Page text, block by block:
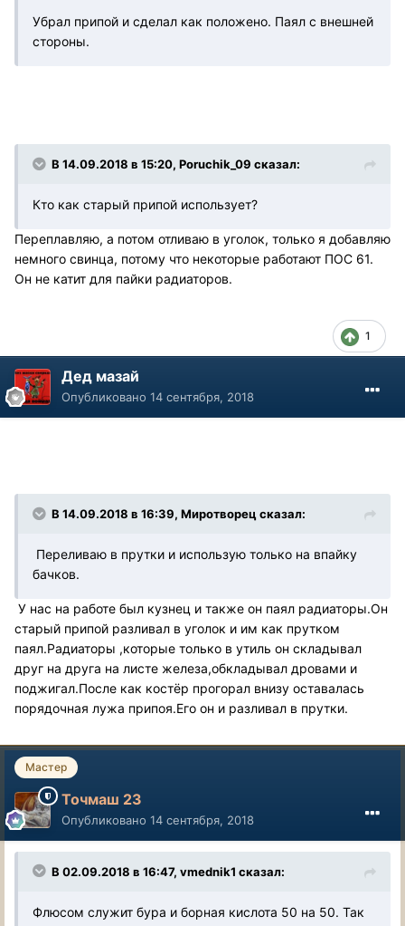
Убрал припой и сделал как положено. Паял с внешней
стороны.
В 14.09.2018 в 15:20, Poruchik_09 сказал:
Кто как старый припой использует?
Переплавляю, а потом отливаю в уголок, только я добавляю
немного свинца, потому что некоторые работают ПОС 61.
Он не катит для пайки радиаторов.
1
Дед мазай
Опубликовано 14 сентября, 2018
В 14.09.2018 в 16:39, Миротворец сказал:
Переливаю в прутки и использую только на впайку
бачков.
У нас на работе был кузнец и также он паял радиаторы.Он
старый припой разливал в уголок и им как прутком
паял.Радиаторы ,которые только в утиль он складывал
друг на друга на листе железа,обкладывал дровами и
поджигал.После как костёр прогорал внизу оставалась
порядочная лужа припоя.Его он и разливал в прутки.
Мастер
Точмаш 23
Опубликовано 14 сентября, 2018
В 02.09.2018 в 16:47, vmednik1 сказал:
Флюсом служит бура и борная кислота 50 на 50. Так